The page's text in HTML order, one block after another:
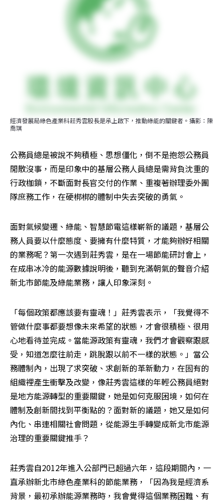
經濟發展局綠色產業科莊秀雲股長是承上啟下，推動綠能的關鍵者。攝影：陳
喬琪
公務員總是被說不夠積極、思想僵化，倒不是抱怨公務員
閒散沒事，而是印象中的基層公務人員總是需背負沈重的
行政枷鎖，不斷面對長官交付的作業、重複著辦理委外團
隊庶務工作，在硬梆梆的體制中失去突破的勇氣。
面對氣候變遷、綠能、智慧節電這樣嶄新的議題，基層公
務人員要以什麼態度、要擁有什麼特質，才能夠辦好相關
的業務呢？第一次遇到莊秀雲，是在一場節能研討會上，
在成串冰冷的能源數據說明後，聽到充滿朝氣的聲音介紹
新北市節能及綠能業務，讓人印象深刻。
「每個政策都應該要有靈魂！」莊秀雲表示，「我覺得不
管做什麼事都要想像未來希望的狀態，才會很積極、很用
心地看待並完成。當能源政策有靈魂，我們才會觀察跟感
受，知道怎麼往前走，跳脫跟以前不一樣的狀態。」當公
務體制內，出現了求突破、求創新的革新動力，在固有的
組織裡產生衝擊及改變，像莊秀雲這樣的年輕公務員絕對
是地方能源轉型的重要關鍵，她是如何克服困境，如何在
體制及創新間找到平衡點的？面對新的議題，她又是如何
內化、串連相關社會問題，從能源生手轉變成新北市能源
治理的重要關鍵推手？
莊秀雲自2012年進入公部門已超過六年，這段期間內，一
直承辦新北市綠色產業科的節能業務，「因為我是經濟系
背景，最初承辦能源業務時，我會覺得這個業務困難、有